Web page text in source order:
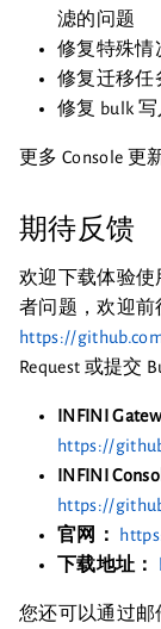
滤的问题
修复特殊情
修复迁移任
修复 bulk
更多 Console 更
期待反馈
欢迎下载体验
者问题，欢迎前
https://
Request 或提交
INFINI
https://
INFINI
https://
官网：
下载地址：
您还可以通过邮